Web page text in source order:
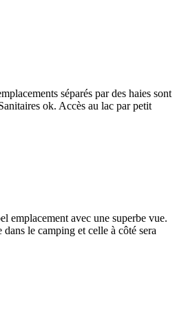
séparés par des haies sont
ok. Accès au lac par petit
emplacement avec une superbe vue.
le camping et celle à côté sera